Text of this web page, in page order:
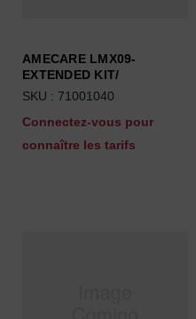
AMECARE LMX09-
EXTENDED KIT/
SKU : 71001040
Connectez-vous pour
connaître les tarifs